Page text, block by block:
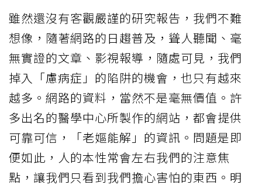
雖然還沒有客觀嚴謹的研究報告，我們不難
想像，隨著網路的日趨普及，聳人聽聞、毫
無實證的文章、影視報導，隨處可見，我們
掉入「慮病症」的陷阱的機會，也只有越來
越多。網路的資料，當然不是毫無價值。許
多出名的醫學中心所製作的網站，都會提供
可靠可信，「老嫗能解」的資訊。問題是即
便如此，人的本性常會左右我們的注意焦
點，讓我們只看到我們擔心害怕的東西。明